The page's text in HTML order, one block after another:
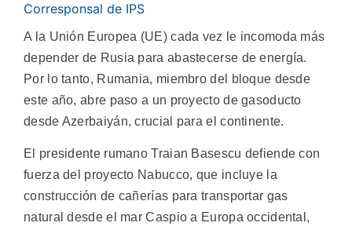
Corresponsal de IPS
A la Unión Europea (UE) cada vez le incomoda más
depender de Rusia para abastecerse de energía.
Por lo tanto, Rumania, miembro del bloque desde
este año, abre paso a un proyecto de gasoducto
desde Azerbaiyán, crucial para el continente.
El presidente rumano Traian Basescu defiende con
fuerza del proyecto Nabucco, que incluye la
construcción de cañerías para transportar gas
natural desde el mar Caspio a Europa occidental,